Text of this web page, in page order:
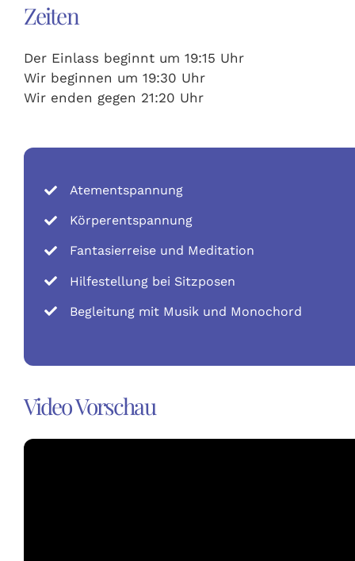
Zeiten
Der Einlass beginnt um 19:15 Uhr
Wir beginnen um 19:30 Uhr
Wir enden gegen 21:20 Uhr
Atementspannung
Körperentspannung
Fantasierreise und Meditation
Hilfestellung bei Sitzposen
Begleitung mit Musik und Monochord
Video Vorschau